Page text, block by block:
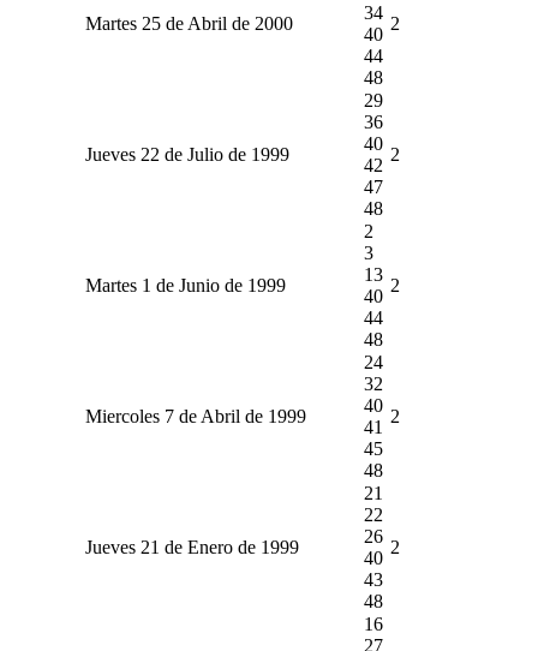
Martes 25 de Abril de 2000
34
40
44
48
2
Jueves 22 de Julio de 1999
29
36
40
42
47
48
2
Martes 1 de Junio de 1999
2
3
13
40
44
48
2
Miercoles 7 de Abril de 1999
24
32
40
41
45
48
2
Jueves 21 de Enero de 1999
21
22
26
40
43
48
2
16
27